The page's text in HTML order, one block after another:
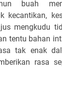
buah
kecantikan,
mengkudu
tentu bahan
tak enak
rasa